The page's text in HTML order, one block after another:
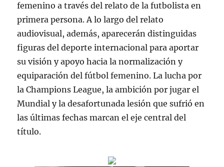
femenino a través del relato de la futbolista en
primera persona. A lo largo del relato
audiovisual, además, aparecerán distinguidas
figuras del deporte internacional para aportar
su visión y apoyo hacia la normalización y
equiparación del fútbol femenino. La lucha por
la Champions League, la ambición por jugar el
Mundial y la desafortunada lesión que sufrió en
las últimas fechas marcan el eje central del
título.